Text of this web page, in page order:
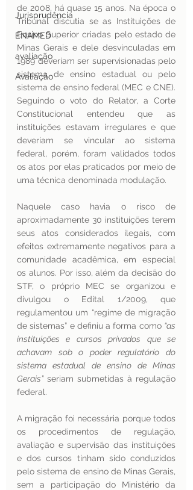
Jurisprudência
ENAMED
avaliação
Avaliação
de 2008, há quase 15 anos. Na época o
Tribunal discutia se as Instituições de
Ensino Superior criadas pelo estado de
Minas Gerais e dele desvinculadas em
1989 deveriam ser supervisionadas pelo
sistema de ensino estadual ou pelo
sistema de ensino federal (MEC e CNE).
Seguindo o voto do Relator, a Corte
Constitucional entendeu que as
instituições estavam irregulares e que
deveriam se vincular ao sistema
federal, porém, foram validados todos
os atos por elas praticados por meio de
uma técnica denominada modulação.
Naquele caso havia o risco de
aproximadamente 30 instituições terem
seus atos considerados ilegais, com
efeitos extremamente negativos para a
comunidade acadêmica, em especial
os alunos. Por isso, além da decisão do
STF, o próprio MEC se organizou e
divulgou o Edital 1/2009, que
regulamentou um “regime de migração
de sistemas” e definiu a forma como “as
instituições e cursos privados que se
achavam sob o poder regulatório do
sistema estadual de ensino de Minas
Gerais” seriam submetidas à regulação
federal.
A migração foi necessária porque todos
os procedimentos de regulação,
avaliação e supervisão das instituições
e dos cursos tinham sido conduzidos
pelo sistema de ensino de Minas Gerais,
sem a participação do Ministério da